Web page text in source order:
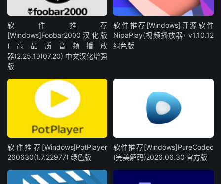
软件推荐
[Windows]Foobar2000汉化版
(高品质音频播放
器)2.25.10(07.20) 中文汉化增强
版
软件推荐[Windows]开源软件
NipaPlay(视频播放器) v1.10.12
绿色版
软件推荐[Windows]PotPlayer
260630(1.7.22977) 绿色版
软件推荐[Windows]PureCodec
(完美解码)2026.06.30 官方版